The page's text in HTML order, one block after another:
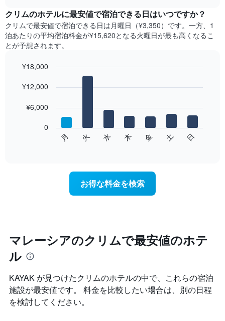
月
ご
と
の
客
の
均
は、
を
し
て
い
ま
クリム​の​ホテル​に最安値で宿泊できる日はいつですか？
クリム​で最安値で宿泊できる日は月曜日​（¥3,350）です。一方、1
泊あたりの平均宿泊料金が¥15,620となる火曜日​が最も高くなるこ
とが予想されます。
chart
bars.
の
客
の
均
料
金
graphic.
月 火 水 木 金 土 日
0
¥6,000
¥12,000
¥18,000
お得な料金を検索
マレーシアのクリムで最安値のホテ
ル
KAYAK が見つけたクリムのホテルの中で、これらの宿泊
施設が最安値です。 料金を比較したい場合は、別の日程
を検討してください。